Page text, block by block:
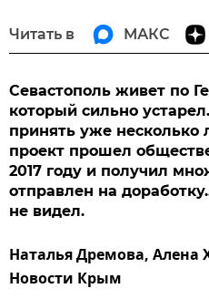
Читать в МАКС
Севастополь живет по
который сильно
принять уже несколько
проект прошел
2017 году и получил
отправлен на
не видел.
Наталья Дремова,Алена
Новости Крым